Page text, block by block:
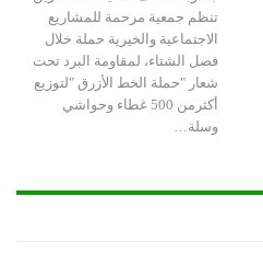
تنظم جمعية مرحمة للمشاريع
الاجتماعية والخيرية حملة خلال
فصل الشتاء، لمقاومة البرد تحت
شعار "حملة الخط الأزرق "لتوزيع
أكثرمن 500 غطاء وحواشي
وسلة…